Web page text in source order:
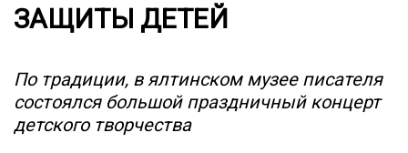
ЗАЩИТЫ ДЕТЕЙ
По традиции, в ялтинском музее писателя
состоялся большой праздничный концерт
детского творчества